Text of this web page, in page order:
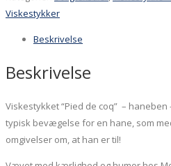
de
antal
Viskestykker
Beskrivelse
Beskrivelse
Viskestykket “Pied de coq” –
typisk bevægelse for en hane, som
omgivelser om, at han er til!